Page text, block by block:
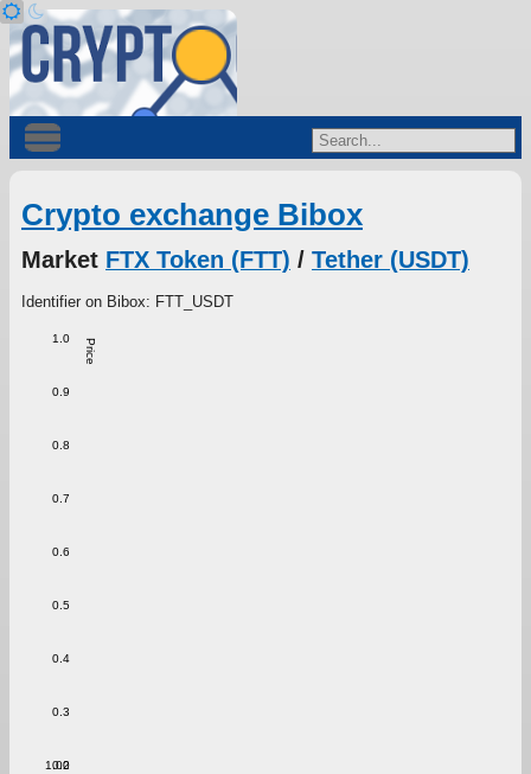
Crypto exchange Bibox
Market FTX Token (FTT) / Tether (USDT)
Identifier on Bibox: FTT_USDT
Price
0.2
0.3
0.4
0.5
0.6
0.7
0.8
0.9
1.0
1.00